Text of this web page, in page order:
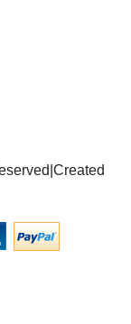
Created